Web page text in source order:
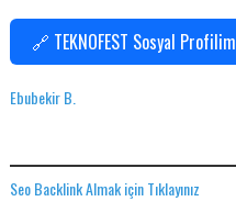
🔗 TEKNOFEST Sosyal Profilim
Ebubekir B.
Seo Backlink Almak için Tıklayınız